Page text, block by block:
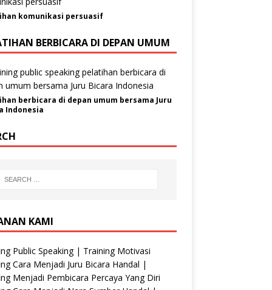
komunikasi persuasif
BERBICARA DI DEPAN UMUM
berbicara di depan umum bersama Juru
Indonesia
KAMI
Public Speaking | Training Motivasi
Cara Menjadi Juru Bicara Handal |
Menjadi Pembicara Percaya Yang Diri